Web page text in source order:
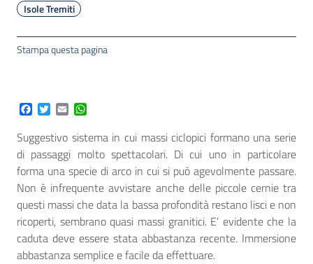
Isole Tremiti
Stampa questa pagina
Facebook
Twitter
Email
Suggestivo sistema in cui massi ciclopici formano una serie
di passaggi molto spettacolari. Di cui uno in particolare
forma una specie di arco in cui si può agevolmente passare.
Non è infrequente avvistare anche delle piccole cernie tra
questi massi che data la bassa profondità restano lisci e non
ricoperti, sembrano quasi massi granitici. E’ evidente che la
caduta deve essere stata abbastanza recente. Immersione
abbastanza semplice e facile da effettuare.